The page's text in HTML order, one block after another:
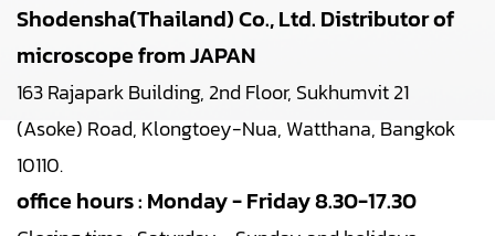
Shodensha(Thailand) Co., Ltd. Distributor of
microscope from JAPAN
163 Rajapark Building, 2nd Floor, Sukhumvit 21
(Asoke) Road, Klongtoey-Nua, Watthana, Bangkok
10110.
office hours : Monday - Friday 8.30-17.30